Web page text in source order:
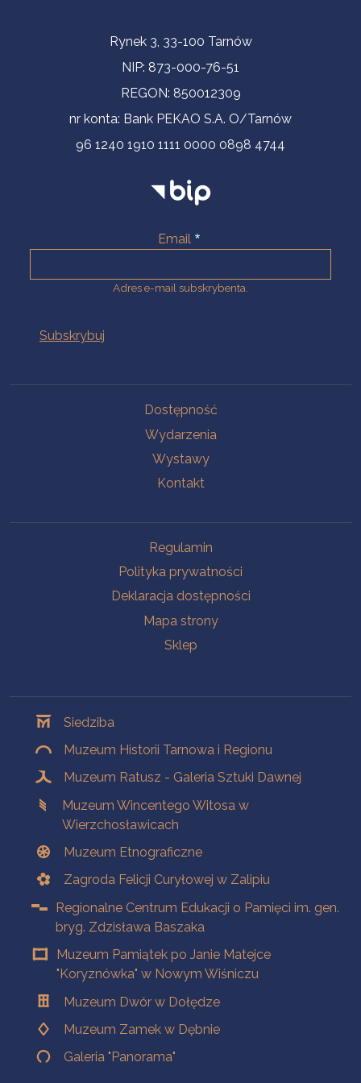
Informacje kontaktoweRynek 3, 33-100 Tarnów
NIP: 873-000-76-51
REGON: 850012309
nr konta: Bank PEKAO S.A. O/Tarnów
96 1240 1910 1111 0000 0898 4744
Email
Adres e-mail subskrybenta.
Dostępność
Wydarzenia
Wystawy
Kontakt
Regulamin
Polityka prywatności
Deklaracja dostępności
Mapa strony
Sklep
Siedziba
Muzeum Historii Tarnowa i Regionu
Muzeum Ratusz - Galeria Sztuki Dawnej
Muzeum Wincentego Witosa w
Wierzchosławicach
Muzeum Etnograficzne
Zagroda Felicji Curyłowej w Zalipiu
Regionalne Centrum Edukacji o Pamięci im. gen.
bryg. Zdzisława Baszaka
Muzeum Pamiątek po Janie Matejce
"Koryznówka" w Nowym Wiśniczu
Muzeum Dwór w Dołędze
Muzeum Zamek w Dębnie
Galeria "Panorama"